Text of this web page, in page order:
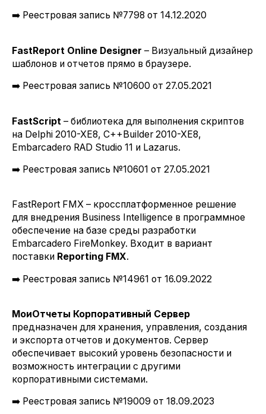
➡️ Реестровая запись №7798 от 14.12.2020
FastReport Online Designer – Визуальный дизайнер
шаблонов и отчетов прямо в браузере.
➡️ Реестровая запись №10600 от 27.05.2021
FastScript – библиотека для выполнения скриптов
на Delphi 2010-XE8, C++Builder 2010-XE8,
Embarcadero RAD Studio 11 и Lazarus.
➡️ Реестровая запись №10601 от 27.05.2021
FastReport FMX – кроссплатформенное решение
для внедрения Business Intelligence в программное
обеспечение на базе среды разработки
Embarcadero FireMonkey. Входит в вариант
поставки Reporting FMX.
➡️ Реестровая запись №14961 от 16.09.2022
МоиОтчеты Корпоративный Сервер
предназначен для хранения, управления, создания
и экспорта отчетов и документов. Сервер
обеспечивает высокий уровень безопасности и
возможность интеграции с другими
корпоративными системами.
➡️ Реестровая запись №19009 от 18.09.2023